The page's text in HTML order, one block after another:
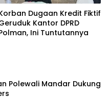
Dugaan Kredit Fiktif
Kantor DPRD
Ini Tuntutannya
Polewali Mandar Dukung